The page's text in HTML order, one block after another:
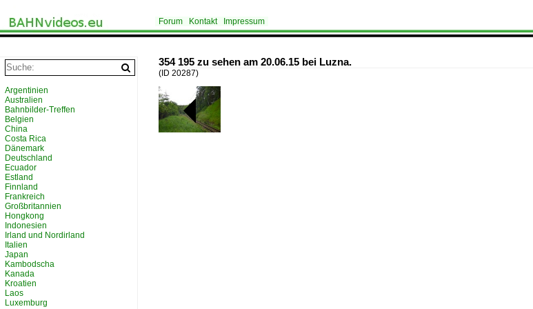
Forum Kontakt Impressum
354 195 zu sehen am 20.06.15 bei Luzna.
(ID 20287)
Argentinien
Australien
Bahnbilder-Treffen
Belgien
China
Costa Rica
Dänemark
Deutschland
Ecuador
Estland
Finnland
Frankreich
Großbritannien
Hongkong
Indonesien
Irland und Nordirland
Italien
Japan
Kambodscha
Kanada
Kroatien
Laos
Luxemburg